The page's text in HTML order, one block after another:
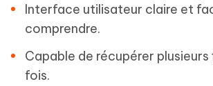
Interface utilisateur claire et
comprendre.
Capable de récupérer plusieurs
fois.